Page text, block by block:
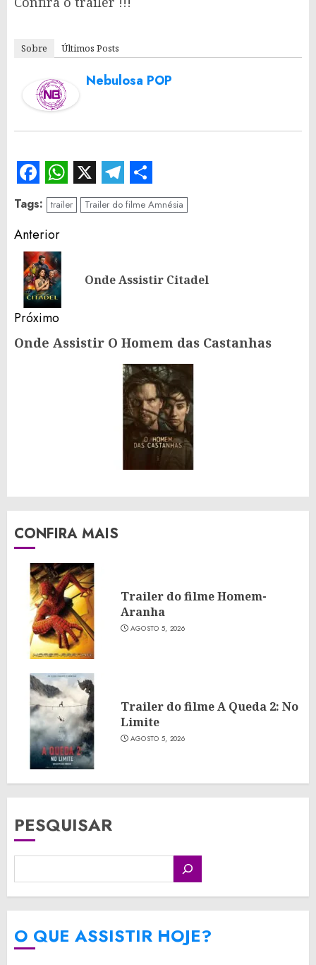
Sobre Últimos Posts
Nebulosa POP
Facebook
WhatsApp
X Telegram
Share
Tags: trailer Trailer do filme Amnésia
Continue
Reading
Anterior
Onde Assistir Citadel
Próximo
Próximo
Onde Assistir O Homem das Castanhas
CONFIRA MAIS
Trailer do filme Homem-
Aranha
AGOSTO 5, 2026
Trailer do filme A Queda 2: No
Limite
AGOSTO 5, 2026
PESQUISAR
O QUE ASSISTIR HOJE?